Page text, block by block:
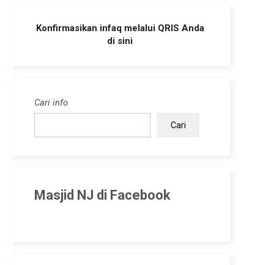
Konfirmasikan infaq melalui QRIS Anda
di sini
Cari info
Cari
Masjid NJ di Facebook